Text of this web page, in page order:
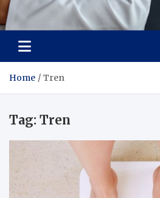
Adaptive
Healthy for Better Life
Home Tren
Tag: Tren